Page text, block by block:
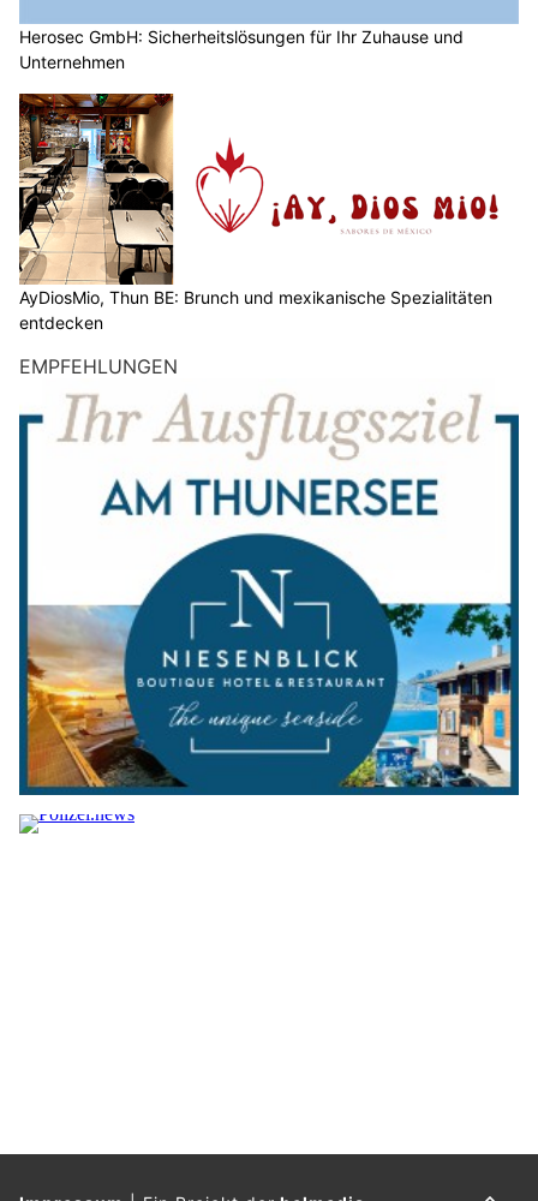
Herosec GmbH: Sicherheitslösungen für Ihr Zuhause und
Unternehmen
AyDiosMio, Thun BE: Brunch und mexikanische Spezialitäten
entdecken
EMPFEHLUNGEN